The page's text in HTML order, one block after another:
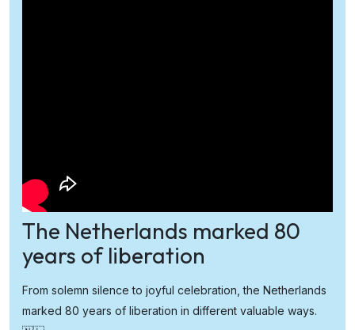
The Netherlands marked 80
years of liberation
From solemn silence to joyful celebration, the Netherlands
marked 80 years of liberation in different valuable ways.